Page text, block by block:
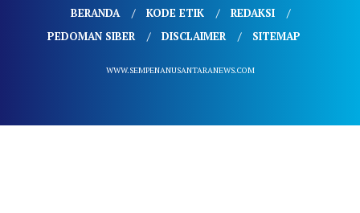
BERANDA KODE ETIK
REDAKSI
PEDOMAN SIBER
DISCLAIMER SITEMAP
WWW.SEMPENANUSANTARANEWS.COM